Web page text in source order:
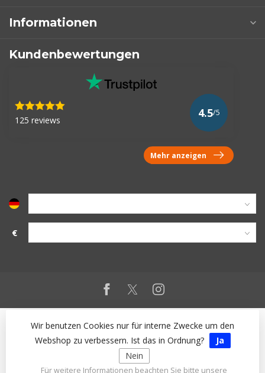
Informationen
Kundenbewertungen
125 reviews
4.5/5
Mehr anzeigen
€
Wir benutzen Cookies nur für interne Zwecke um den
Webshop zu verbessern. Ist das in Ordnung?
Ja
Nein
Für weitere Informationen beachten Sie bitte unsere